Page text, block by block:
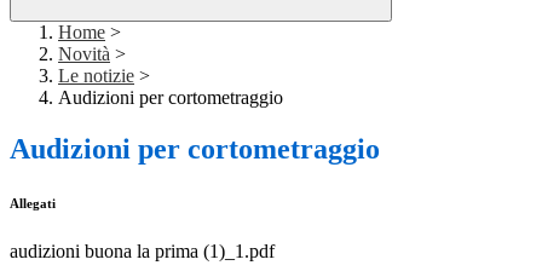
Home >
Novità >
Le notizie >
Audizioni per cortometraggio
Audizioni per cortometraggio
Allegati
audizioni buona la prima (1)_1.pdf